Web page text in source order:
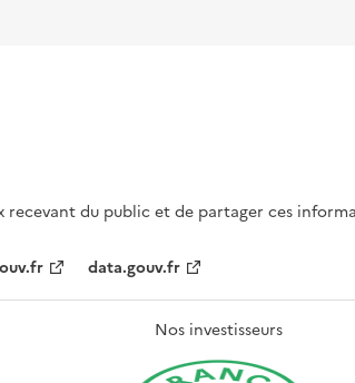
du public et de partager ces
data.gouv.fr
Nos investisseurs